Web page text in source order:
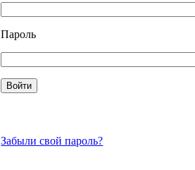
Пароль
Забыли свой пароль?